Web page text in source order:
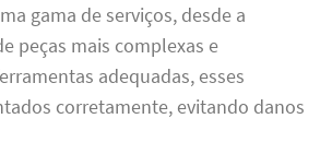
gama de serviços, desde a
peças mais complexas e
adequadas, esses
corretamente, evitando danos